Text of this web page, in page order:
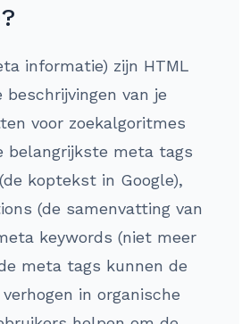
informatie) zijn HTML
van je
voor zoekalgoritmes
belangrijkste meta tags
koptekst in Google),
(de samenvatting van
keywords (niet meer
meta tags kunnen de
in organische